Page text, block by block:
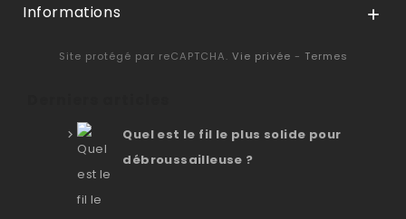
Informations 
Site protégé par reCAPTCHA. Vie privée - Termes
Quel est le fil le plus solide pour
débroussailleuse ?